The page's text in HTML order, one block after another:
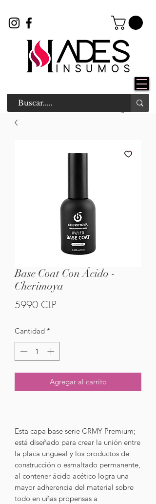
Base Coat Con Ácido -
Cherimoya
5990 CLPPrecio
Cantidad *
Agregar al carrito
Esta capa base serie CRMY Premium;
está diseñado para crear la unión entre
la placa ungueal y los productos de
construcción o esmaltado permanente,
al contener ácido acético logra una
mayor adherencia del material sobre
todo en uñas propensas a